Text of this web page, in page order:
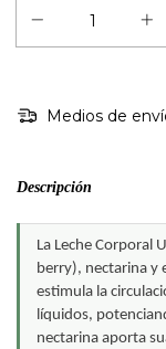
Medios de
Descripción
La Leche Corporal
berry), nectarina y
estimula la
líquidos,
nectarina aporta